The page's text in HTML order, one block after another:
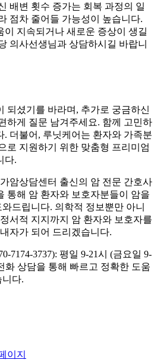
배변 횟수 증가는 회복 과정의 일
점차 줄어들 가능성이 높습니다.
이 지속되거나 새로운 증상이 생길
의사선생님과 상담하시길 바랍니
되셨기를 바라며, 추가로 궁금하신
하게 질문 남겨주세요. 함께 고민하
. 더불어, 루닛케어는 환자와 가족분
로 지원하기 위한 맞춤형 프리미엄
다.
암상담센터 출신의 암 전문 간호사
통해 암 환자와 보호자분들이 암을
드립니다. 의학적 정보뿐만 아니
서적 지지까지 암 환자와 보호자를
자가 되어 드리겠습니다.
7174-3737): 평일 9-21시 (금요일 9-
화 상담을 통해 빠르고 정확한 도움
니다.
이지